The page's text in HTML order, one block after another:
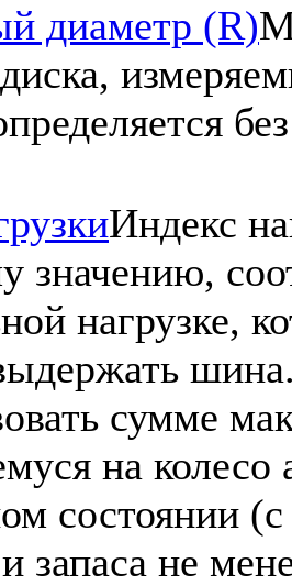
диаметр (R)
диска,
Индекс
значению,
нагрузке,
сумме
на колесо
состоянии
запаса не